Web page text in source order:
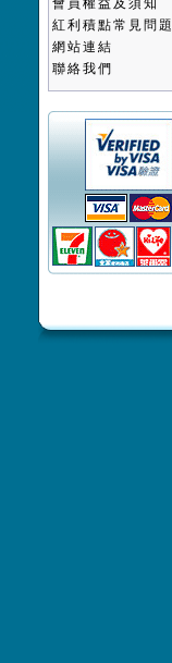
會員權益及須知
紅利積點常見問題
網站連結
聯絡我們